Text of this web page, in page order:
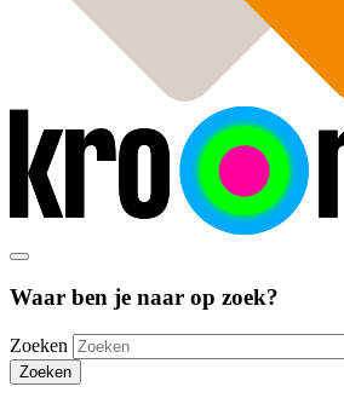
Waar ben je naar op zoek?
Zoeken
Zoeken